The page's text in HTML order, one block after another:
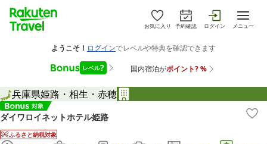
お気に入り 予約確認 ログイン メニュー
兵庫県姫路・相生・赤穂
ダイワロイネットホテル姫路
ふるさと納税対象